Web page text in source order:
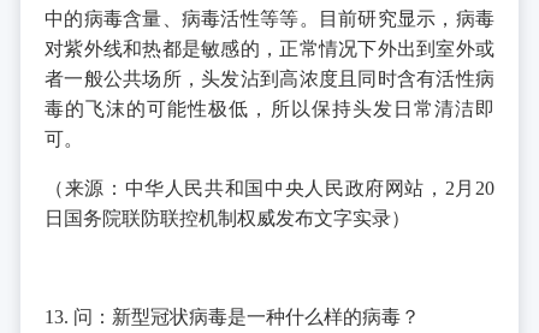
中的病毒含量、病毒活性等等。目前研究显示，病毒
对紫外线和热都是敏感的，正常情况下外出到室外或
者一般公共场所，头发沾到高浓度且同时含有活性病
毒的飞沫的可能性极低，所以保持头发日常清洁即
可。
（来源：中华人民共和国中央人民政府网站，2月20
日国务院联防联控机制权威发布文字实录）
13. 问：新型冠状病毒是一种什么样的病毒？